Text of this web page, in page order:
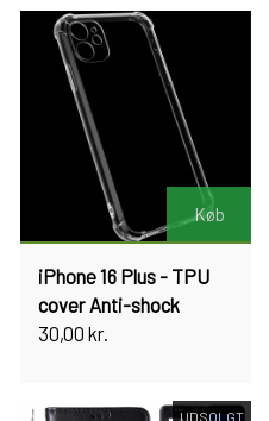
Køb
iPhone 16 Plus - TPU
cover Anti-shock
30,00 kr.
UDSOLGT